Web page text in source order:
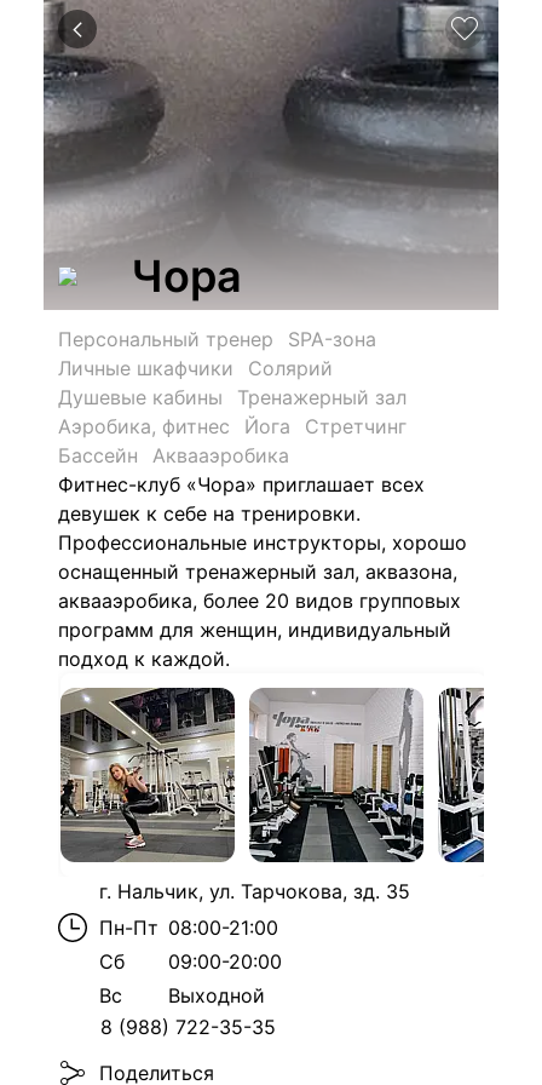
Чора
Персональный тренер
SPA-зона
Личные шкафчики
Солярий
Душевые кабины
Тренажерный зал
Аэробика, фитнес
Йога
Стретчинг
Бассейн
Аквааэробика
Фитнес-клуб «Чора» приглашает всех
девушек к себе на тренировки.
Профессиональные инструкторы, хорошо
оснащенный тренажерный зал, аквазона,
аквааэробика, более 20 видов групповых
программ для женщин, индивидуальный
подход к каждой.
г. Нальчик, ул. Тарчокова, зд. 35
Пн-Пт 08:00-21:00
Сб
09:00-20:00
Вс
Выходной
8 (988) 722-35-35
Поделиться